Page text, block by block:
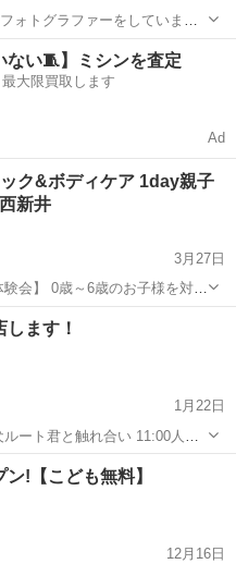
ォトグラファーをしていま
運営しているキッズフォト出
を拠点に展開いたしておりま
育児 体験会
ない🧵】ミシンを査定
大限買取します
Ad
ク&ボディケア 1day親子
新井
3月27日
様を対象
子様が集中出来
、1階のセレクトショップで
親子
ます！
1月22日
ト君と触れ合い 11:00人形
に… 付いて行っちゃダ
メ！」 12:00ランチ(恵方巻き) 13:00閉店 【場所】足立区花...
堂
!【こども無料】
12月16日